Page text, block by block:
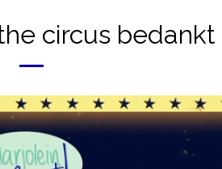
circus bedankt